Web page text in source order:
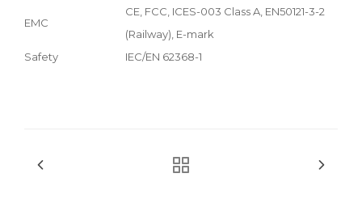
EMC
CE, FCC, ICES-003 Class A, EN50121-3-2
(Railway), E-mark
Safety
IEC/EN 62368-1